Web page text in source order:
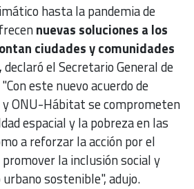
hasta la pandemia de
nuevas soluciones a los
ciudades y comunidades
declaró el Secretario General de
este nuevo acuerdo de
y ONU-Hábitat se comprometen
espacial y la pobreza en las
a reforzar la acción por el
la inclusión social y
sostenible", adujo.